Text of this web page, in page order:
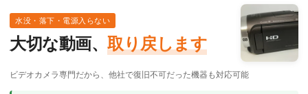
料金・メニュー
サービスの流れ
水没・落下・電源入らない
大切な動画、 取り戻します
ビデオカメラ専門だから、他社で復旧不可だった機器も対応可能